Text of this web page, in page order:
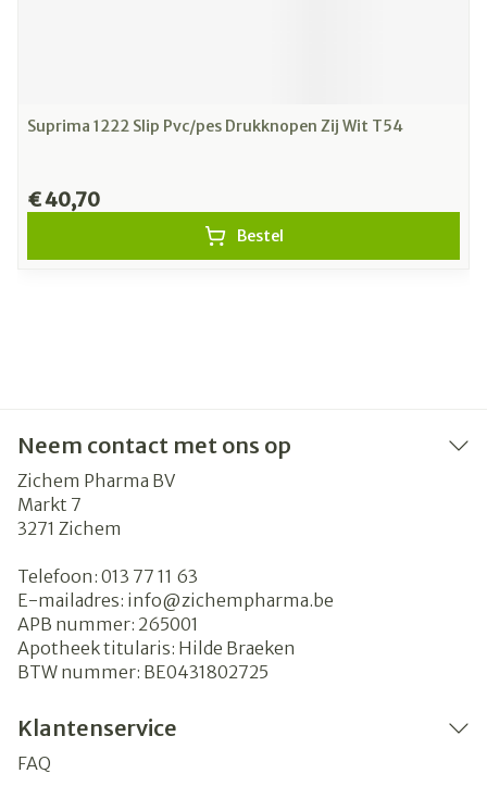
Suprima 1222 Slip Pvc/pes Drukknopen Zij Wit T54
€ 40,70
Bestel
Neem contact met ons op
Zichem Pharma BV
Markt 7
3271 Zichem
Telefoon: 013 77 11 63
E-mailadres: info@zichempharma.be
APB nummer: 265001
Apotheek titularis: Hilde Braeken
BTW nummer: BE0431802725
Klantenservice
FAQ